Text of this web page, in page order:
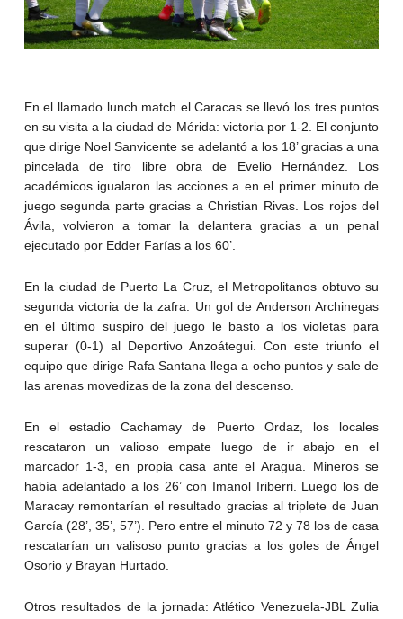
En el llamado lunch match el Caracas se llevó los tres puntos
en su visita a la ciudad de Mérida: victoria por 1-2. El conjunto
que dirige Noel Sanvicente se adelantó a los 18’ gracias a una
pincelada de tiro libre obra de Evelio Hernández. Los
académicos igualaron las acciones a en el primer minuto de
juego segunda parte gracias a Christian Rivas. Los rojos del
Ávila, volvieron a tomar la delantera gracias a un penal
ejecutado por Edder Farías a los 60’.
En la ciudad de Puerto La Cruz, el Metropolitanos obtuvo su
segunda victoria de la zafra. Un gol de Anderson Archinegas
en el último suspiro del juego le basto a los violetas para
superar (0-1) al Deportivo Anzoátegui. Con este triunfo el
equipo que dirige Rafa Santana llega a ocho puntos y sale de
las arenas movedizas de la zona del descenso.
En el estadio Cachamay de Puerto Ordaz, los locales
rescataron un valioso empate luego de ir abajo en el
marcador 1-3, en propia casa ante el Aragua. Mineros se
había adelantado a los 26’ con Imanol Iriberri. Luego los de
Maracay remontarían el resultado gracias al triplete de Juan
García (28’, 35’, 57’). Pero entre el minuto 72 y 78 los de casa
rescatarían un valisoso punto gracias a los goles de Ángel
Osorio y Brayan Hurtado.
Otros resultados de la jornada: Atlético Venezuela-JBL Zulia